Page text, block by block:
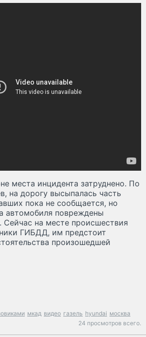
места инцидента затруднено. По
на дорогу высыпалась часть
пока не сообщается, но
автомобиля повреждены
Сейчас на месте происшествия
ГИБДД, им предстоит
произошедшей
мкад видео газель hyundai москва
24 просмотров всего.